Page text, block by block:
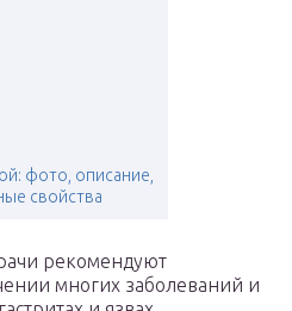
фото, описание,
свойства
рекомендуют
многих заболеваний и